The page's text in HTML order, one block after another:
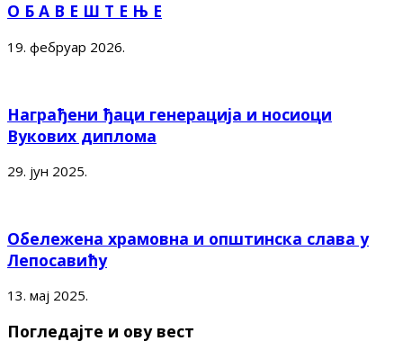
О Б А В Е Ш Т Е Њ Е
19. фебруар 2026.
Награђени ђаци генерација и носиоци
Вукових диплома
29. јун 2025.
Обележена храмовна и општинска слава у
Лепосавићу
13. мај 2025.
Погледајте и ову вест